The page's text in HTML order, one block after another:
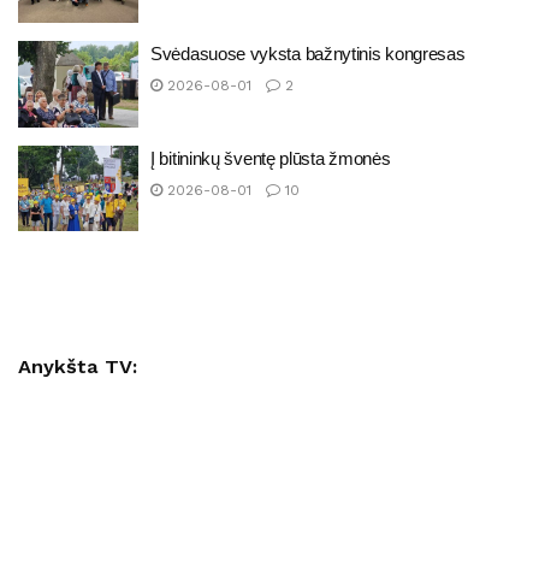
Svėdasuose vyksta bažnytinis kongresas
2026-08-01 2
Į bitininkų šventę plūsta žmonės
2026-08-01 10
Anykšta TV: